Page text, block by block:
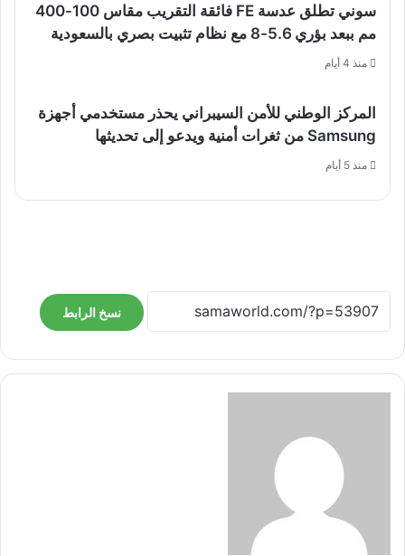
سوني تطلق عدسة FE فائقة التقريب مقاس 100-400
مم ببعد بؤري 5.6-8 مع نظام تثبيت بصري بالسعودية
منذ 4 أيام
المركز الوطني للأمن السيبراني يحذر مستخدمي أجهزة
Samsung من ثغرات أمنية ويدعو إلى تحديثها
منذ 5 أيام
نسخ الرابط